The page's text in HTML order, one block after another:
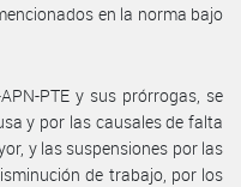
en la norma bajo
PTE y sus prórrogas, se
y por las causales de falta
y las suspensiones por las
de trabajo, por los